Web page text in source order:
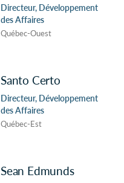
Directeur, Développement
des Affaires
Québec-Ouest
Santo Certo
Directeur, Développement
des Affaires
Québec-Est
Sean Edmunds